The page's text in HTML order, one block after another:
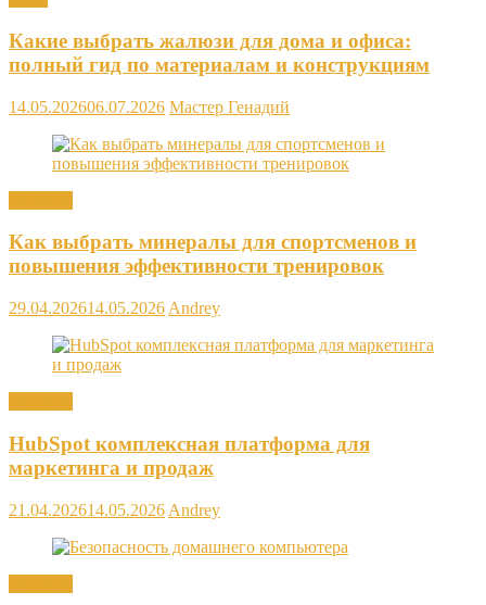
Какие выбрать жалюзи для дома и офиса:
полный гид по материалам и конструкциям
14.05.202606.07.2026 Мастер Генадий
Как выбрать минералы для спортсменов и
повышения эффективности тренировок
29.04.202614.05.2026 Andrey
HubSpot комплексная платформа для
маркетинга и продаж
21.04.202614.05.2026 Andrey